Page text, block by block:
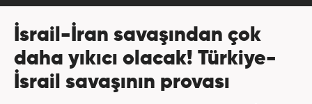
İsrail-İran savaşından çok
daha yıkıcı olacak! Türkiye-
İsrail savaşının provası